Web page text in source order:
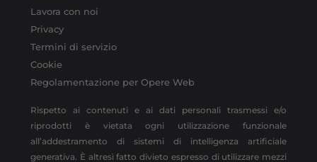
Lavora con noi
Privacy
Termini di servizio
Cookie
Regolamentazione per Opere Web
Rispetto ai contenuti e ai dati personali trasmessi e/o
riprodotti è vietata ogni utilizzazione funzionale
all’addestramento di sistemi di intelligenza artificiale
generativa. È altresì fatto divieto espresso di utilizzare mezzi